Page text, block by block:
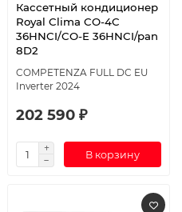
Кассетный кондиционер
Royal Clima CO-4C
36HNCI/CO-E 36HNCI/pan
8D2
COMPETENZA FULL DC EU
Inverter 2024
202 590 ₽
В корзину